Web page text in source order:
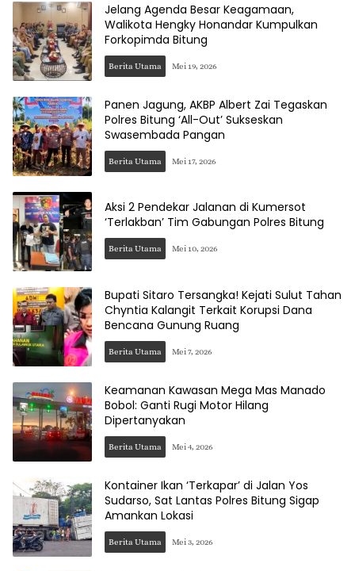
Jelang Agenda Besar Keagamaan,
Walikota Hengky Honandar Kumpulkan
Forkopimda Bitung
Berita Utama Mei 19, 2026
Panen Jagung, AKBP Albert Zai Tegaskan
Polres Bitung ‘All-Out’ Sukseskan
Swasembada Pangan
Berita Utama Mei 17, 2026
Aksi 2 Pendekar Jalanan di Kumersot
‘Terlakban’ Tim Gabungan Polres Bitung
Berita Utama Mei 10, 2026
Bupati Sitaro Tersangka! Kejati Sulut Tahan
Chyntia Kalangit Terkait Korupsi Dana
Bencana Gunung Ruang
Berita Utama Mei 7, 2026
Keamanan Kawasan Mega Mas Manado
Bobol: Ganti Rugi Motor Hilang
Dipertanyakan
Berita Utama Mei 4, 2026
Kontainer Ikan ‘Terkapar’ di Jalan Yos
Sudarso, Sat Lantas Polres Bitung Sigap
Amankan Lokasi
Berita Utama Mei 3, 2026